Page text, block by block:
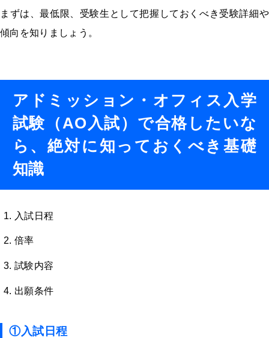
まずは、最低限、受験生として把握しておくべき受験詳細や
傾向を知りましょう。
アドミッション・オフィス入学
試験（AO入試） で合格したいな
ら、絶対に知っておくべき基礎
知識
入試日程
倍率
試験内容
出願条件
①入試日程